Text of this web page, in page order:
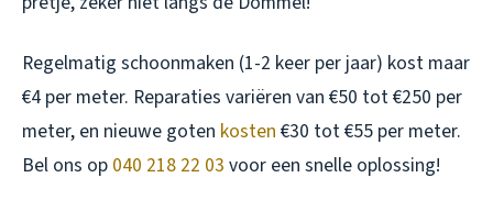
Regelmatig schoonmaken (1-2 keer per jaar) kost maar
€4 per meter. Reparaties variëren van €50 tot €250 per
meter, en nieuwe goten kosten €30 tot €55 per meter.
Bel ons op 040 218 22 03 voor een snelle oplossing!